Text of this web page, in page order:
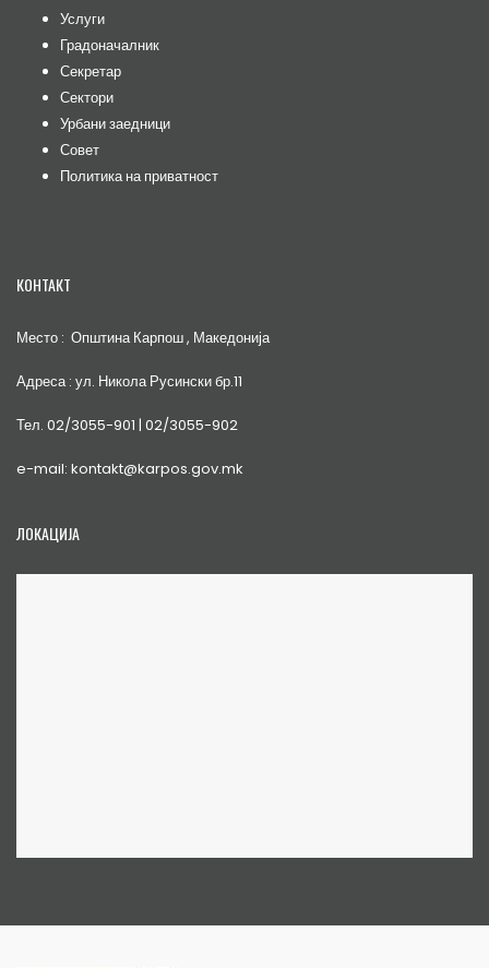
Услуги
Градоначалник
Секретар
Сектори
Урбани заедници
Совет
Политика на приватност
КОНТАКТ
Место : Општина Карпош , Македонија
Адреса : ул. Никола Русински бр.11
Тел. 02/3055-901 | 02/3055-902
e-mail: kontakt@karpos.gov.mk
ЛОКАЦИЈА